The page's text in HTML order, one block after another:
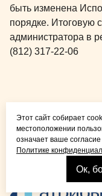
быть изменена
порядке. Итоговую
администратора в
(812) 317-22-06
детей и взрослых
Взрослая
Этот сайт собирает
местоположении
означает ваше
Политике
Ок,